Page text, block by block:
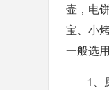
壶，电
宝、小
一般选
1、